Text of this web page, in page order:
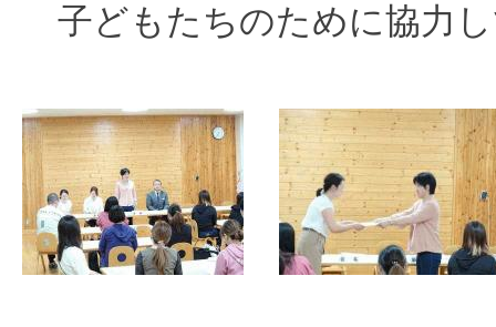
子どもたちのために協力